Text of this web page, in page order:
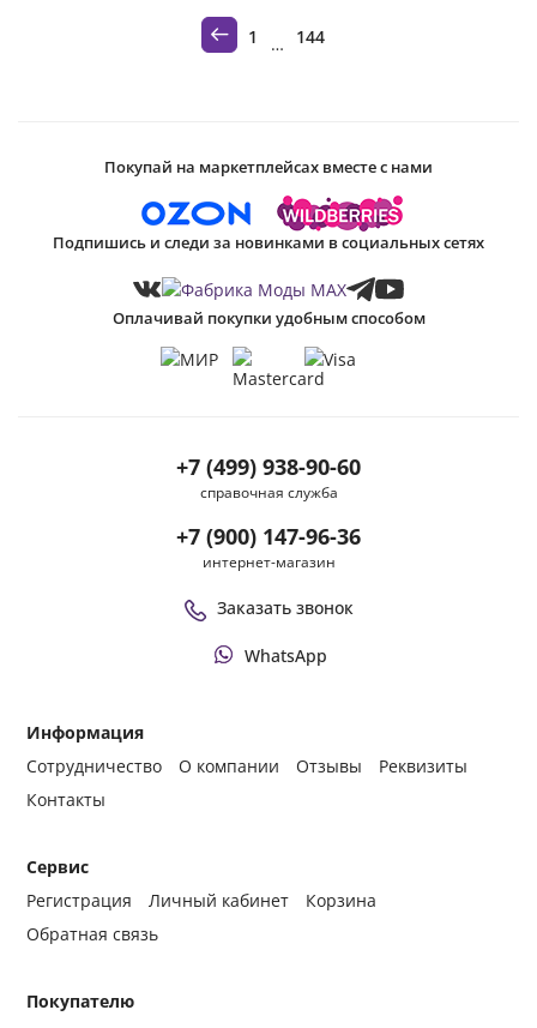
длинные платья в пол
костюмы женские с пиджаком
1 … 144
Информация
Сотрудничество
О компании Отзывы
Реквизиты
Контакты
Сервис
Регистрация
Личный кабинет
Корзина
Обратная связь
Покупателю
+7 (499) 938-90-60
справочная служба
+7 (900) 147-96-36
интернет-магазин
Заказать звонок
WhatsApp
Покупай на маркетплейсах вместе с нами
Подпишись и следи за новинками в социальных сетях
Оплачивай покупки удобным способом